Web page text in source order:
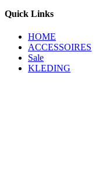
Quick Links
HOME
ACCESSOIRES
Sale
KLEDING